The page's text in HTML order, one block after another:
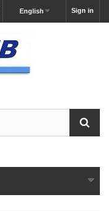
Sign in
English